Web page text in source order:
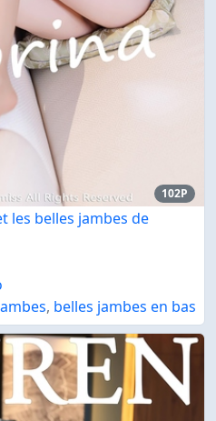
102P
les belles jambes de
, belles jambes en bas